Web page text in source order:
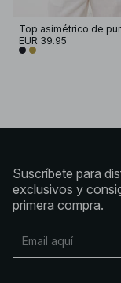
Top asimétrico de
EUR 39.95
Suscríbete para
exclusivos y
primera compra.